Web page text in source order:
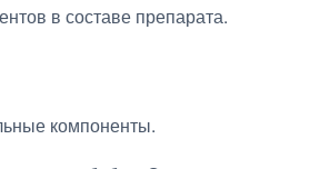
в составе препарата.
компоненты.